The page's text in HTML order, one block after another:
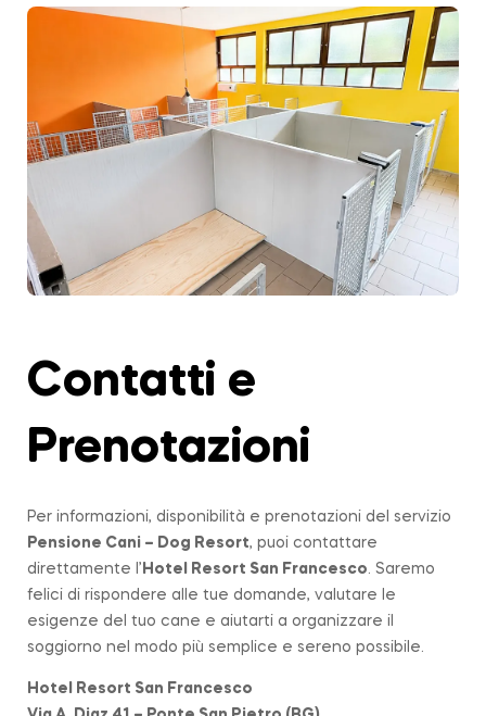
Contatti e
Prenotazioni
Per informazioni, disponibilità e prenotazioni del servizio
Pensione Cani – Dog Resort, puoi contattare
direttamente l’ Hotel Resort San Francesco . Saremo
felici di rispondere alle tue domande, valutare le
esigenze del tuo cane e aiutarti a organizzare il
soggiorno nel modo più semplice e sereno possibile.
Hotel Resort San Francesco